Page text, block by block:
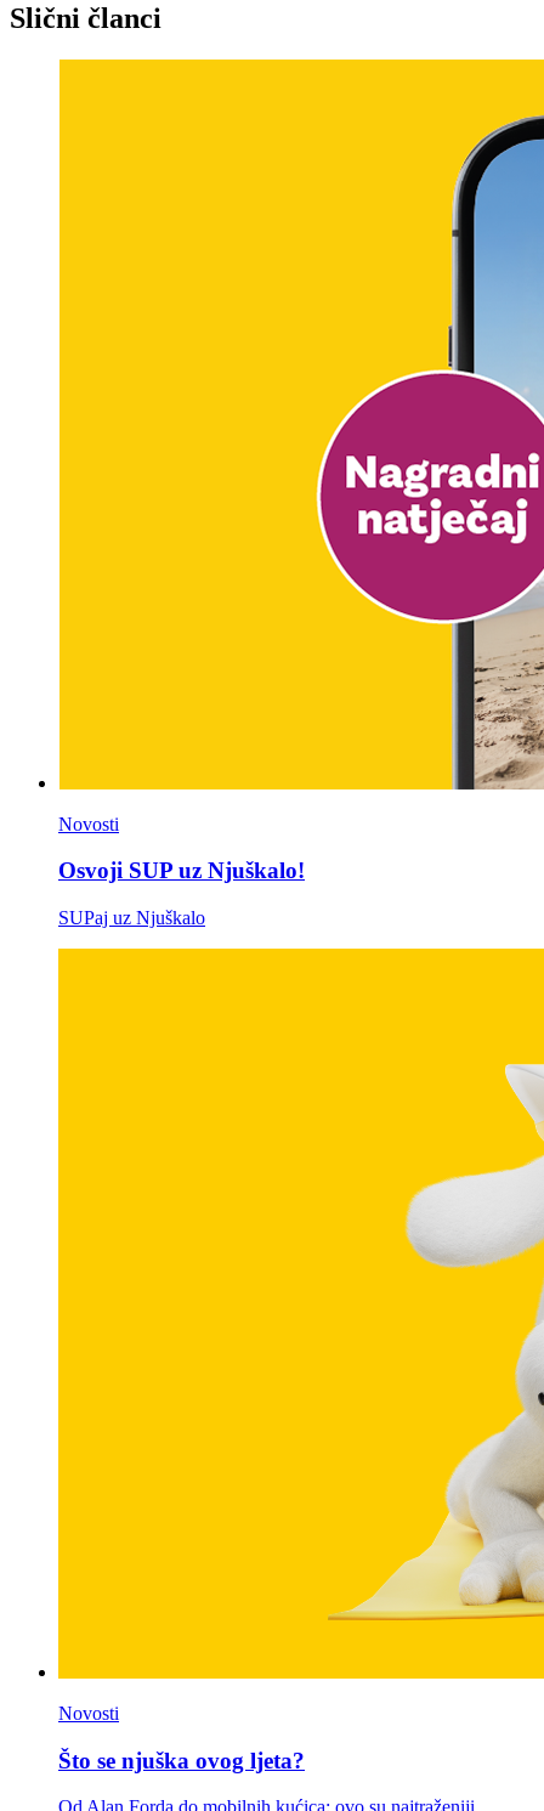
Slični članci
Novosti
Osvoji SUP uz Njuškalo!
SUPaj uz Njuškalo
Novosti
Što se njuška ovog ljeta?